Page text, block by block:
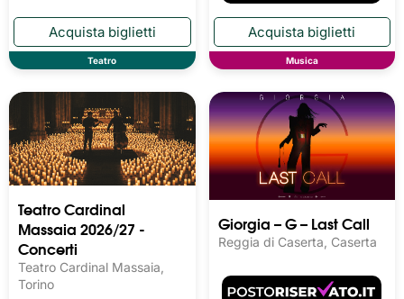
Teatro Musica
Teatro Cardinal
Massaia 2026/27 -
Concerti
Teatro Cardinal Massaia,
Torino
Giorgia – G – Last Call
Reggia di Caserta, Caserta